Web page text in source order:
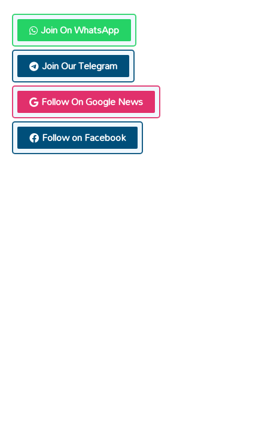
Join On WhatsApp
Join Our Telegram
Follow On Google News
Follow on Facebook